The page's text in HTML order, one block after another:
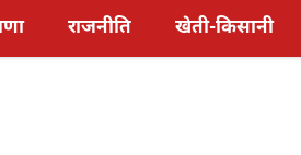
राजनीति खेती-किसानी